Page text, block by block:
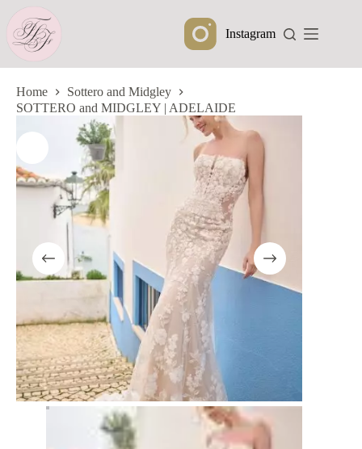
naar
inhoud
Instagram
Home
Sottero and Midgley
SOTTERO and MIDGLEY | ADELAIDE